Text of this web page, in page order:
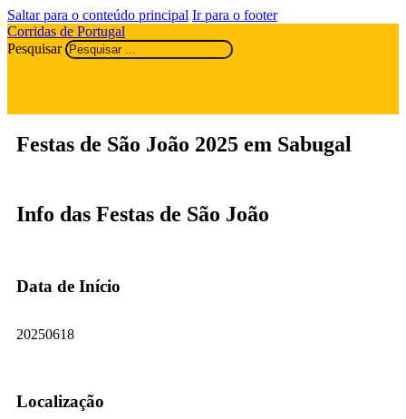
Saltar para o conteúdo principal Ir para o footer
Corridas de Portugal
Pesquisar
Festas de São João 2025 em Sabugal
Info das Festas de São João
Data de Início
20250618
Localização